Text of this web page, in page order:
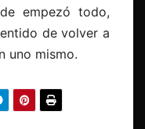
empezó todo,
de volver a
uno mismo.